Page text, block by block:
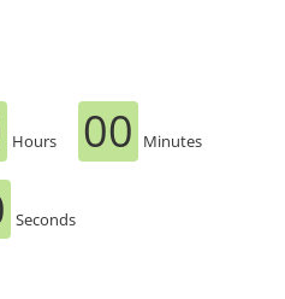
Hours 00 Minutes
Seconds